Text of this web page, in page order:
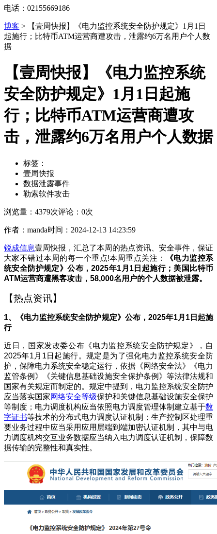
电话：02155669186
博客 >
【壹周快报】《电力监控系统安全防护规定》1月1日
起施行；比特币ATM运营商遭攻击，泄露约6万名用户个人数
据
【壹周快报】《电力监控系统
安全防护规定》1月1日起施
行；比特币ATM运营商遭攻
击，泄露约6万名用户个人数据
标签：
壹周快报
数据泄露事件
勒索软件攻击
浏览量：4379次评论：0次
作者：manda时间：2024-12-13 14:23:59
锐成信息壹周快报，汇总了本周的热点资讯、安全事件，保证
大家不错过本周的每一个重点!本周重点关注：
《电力监控系
统安全防护规定》公布，2025年1月1日起施行；美国比特币
ATM运营商遭黑客攻击，58,000名用户的个人数据被泄露。
【热点资讯】
1、《电力监控系统安全防护规定》公布，2025年1月1日起施
行
近日，国家发改委公布《电力监控系统安全防护规定》，自
2025年1月1日起施行。规定是为了强化电力监控系统安全防
护，保障电力系统安全稳定运行，依据《网络安全法》《电力
监管条例》《关键信息基础设施安全保护条例》等法律法规和
国家有关规定而制定的。规定中提到，电力监控系统安全防护
应当落实国家网络安全等级保护和关键信息基础设施安全保护
等制度；电力调度机构应当依照电力调度管理体制建立基于数
字证书等技术的分布式电力调度认证机制；生产控制区处理重
要业务过程中应当采用应用层端到端加密认证机制，其中与电
力调度机构交互业务数据应当纳入电力调度认证机制，保障数
据传输的完整性和真实性。